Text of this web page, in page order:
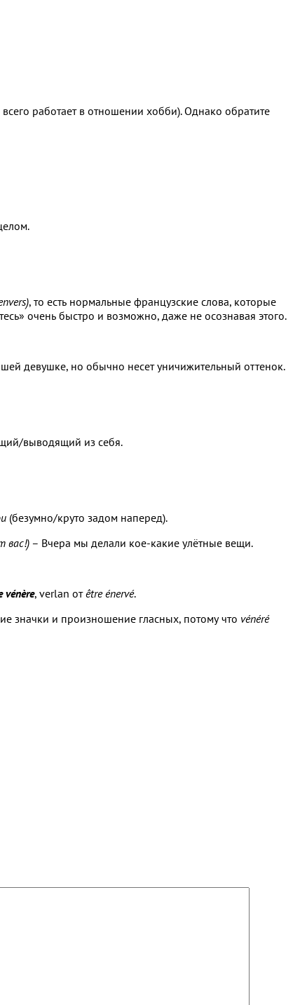
работает в отношении хобби). Однако обратите
, то есть нормальные французские слова, которые
очень быстро и возможно, даже не осознавая этого.
девушке, но обычно несет уничижительный оттенок.
выводящий из себя.
(безумно/круто задом наперед).
вас!) – Вчера мы делали кое-какие улётные вещи.
vénère, verlan отêtre énervé.
значки и произношение гласных, потому что vénéré